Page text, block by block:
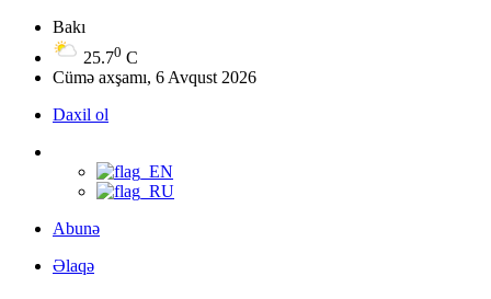
Bakı
25.70 C
Cümə axşamı, 6 Avqust 2026
Daxil ol
Abunə
Əlaqə